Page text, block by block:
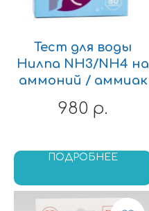
Тест для воды
Нилпа NH3/NH4 на
аммоний / аммиак
980 р.
ПОДРОБНЕЕ